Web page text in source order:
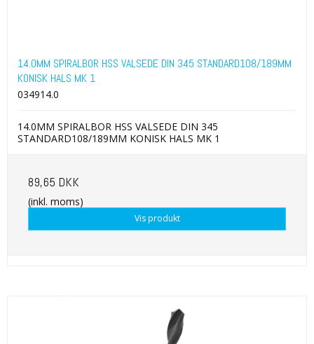
14.0MM SPIRALBOR HSS VALSEDE DIN 345 STANDARD108/189MM
KONISK HALS MK 1
034914.0
14.0MM SPIRALBOR HSS VALSEDE DIN 345
STANDARD108/189MM KONISK HALS MK 1
89,65 DKK
(inkl. moms)
Vis produkt